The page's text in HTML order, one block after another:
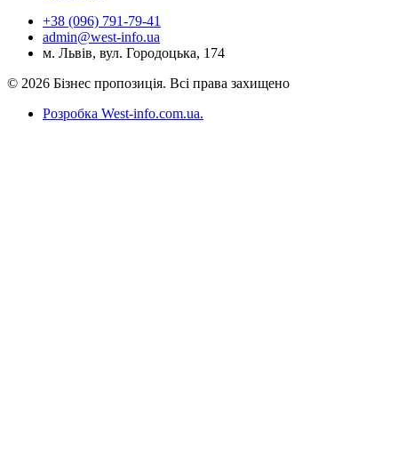
+38 (096) 791-79-41
admin@west-info.ua
м. Львів, вул. Городоцька, 174
© 2026 Бізнес пропозиція. Всі права захищено
Розробка West-info.com.ua.